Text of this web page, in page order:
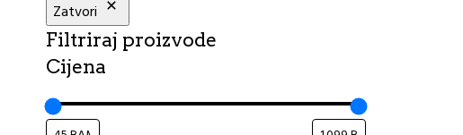
Zatvori
Filtriraj proizvode
Cijena